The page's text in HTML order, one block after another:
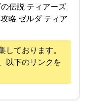
伝説 ティアーズ
略 ゼルダ ティア
ております。
以下のリンクを